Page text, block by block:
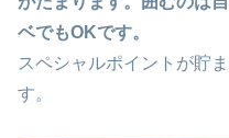
ベでもOKです。
スペシャルポイントが貯
す。